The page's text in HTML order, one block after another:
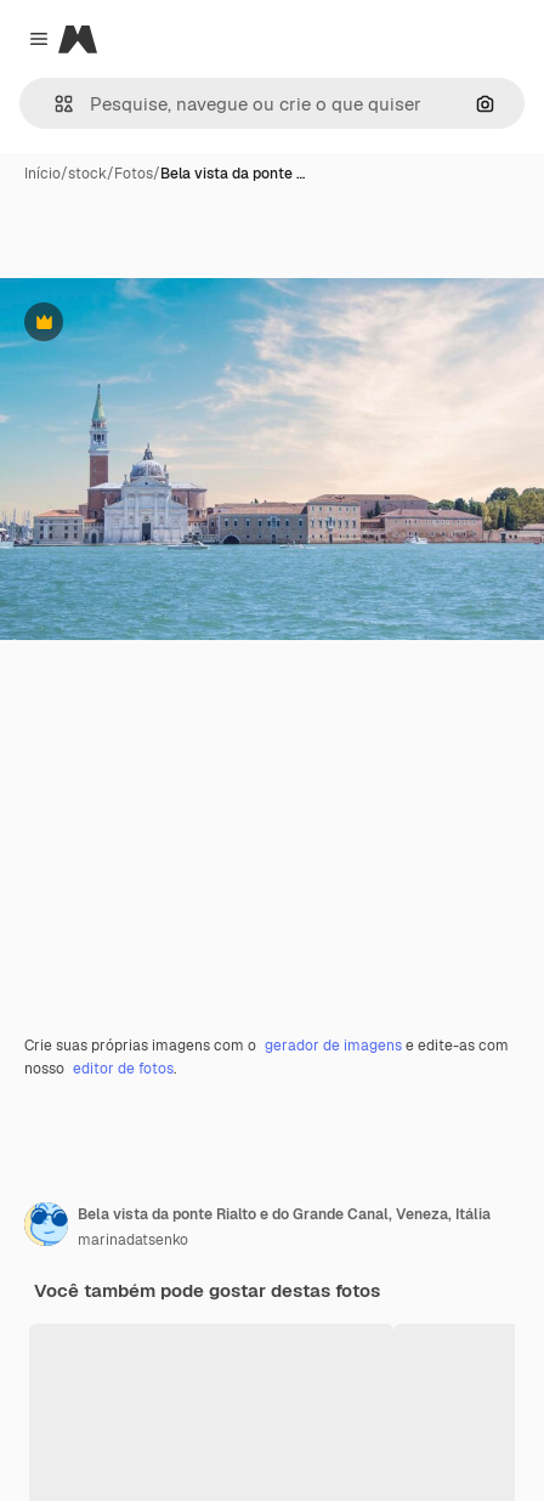
Close menu
Magnific
Início/stock/Fotos/Bela vista da ponte …
Premium
Crie suas próprias imagens com o gerador de imagense edite-as com
nosso editor de fotos.
Bela vista da ponte Rialto e do Grande Canal, Veneza, Itália
marinadatsenko
Você também pode gostar destas fotos